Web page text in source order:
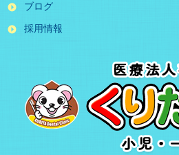
ブログ
採用情報